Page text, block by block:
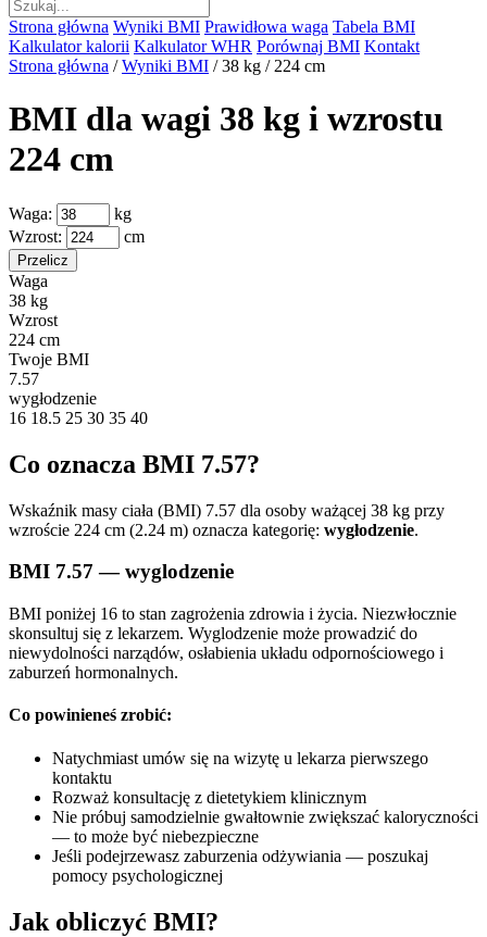
Strona główna Wyniki BMI Prawidłowa waga Tabela BMI
Kalkulator kalorii Kalkulator WHR Porównaj BMI Kontakt
Strona główna / Wyniki BMI / 38 kg / 224 cm
BMI dla wagi 38 kg i wzrostu
224 cm
Waga:
kg
Wzrost:
cm
Przelicz
Waga
38 kg
Wzrost
224 cm
Twoje BMI
7.57
wygłodzenie
16 18.5 25 30 35 40
Co oznacza BMI 7.57?
Wskaźnik masy ciała (BMI) 7.57 dla osoby ważącej 38 kg przy
wzroście 224 cm (2.24 m) oznacza kategorię: wygłodzenie.
BMI 7.57 — wyglodzenie
BMI poniżej 16 to stan zagrożenia zdrowia i życia. Niezwłocznie
skonsultuj się z lekarzem. Wyglodzenie może prowadzić do
niewydolności narządów, osłabienia układu odpornościowego i
zaburzeń hormonalnych.
Co powinieneś zrobić:
Natychmiast umów się na wizytę u lekarza pierwszego
kontaktu
Rozważ konsultację z dietetykiem klinicznym
Nie próbuj samodzielnie gwałtownie zwiększać kaloryczności
— to może być niebezpieczne
Jeśli podejrzewasz zaburzenia odżywiania — poszukaj
pomocy psychologicznej
Jak obliczyć BMI?